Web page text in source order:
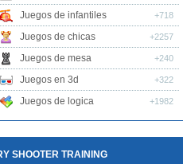
Juegos de infantiles +718
Juegos de chicas +2257
Juegos de mesa +240
Juegos en 3d +322
Juegos de logica +1982
SHOOTER TRAINING